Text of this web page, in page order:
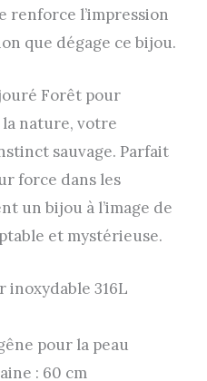
renforce l’impression
que dégage ce bijou.
Forêt pour
nature, votre
sauvage. Parfait
force dans les
un bijou à l’image de
et mystérieuse.
inoxydable 316L
pour la peau
: 60 cm